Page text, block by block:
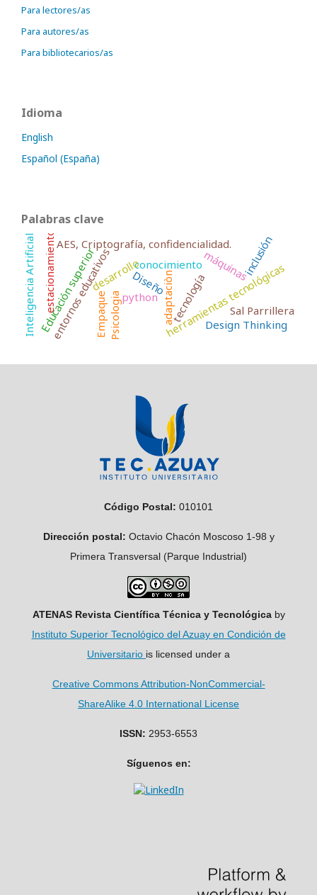
Para lectores/as
Para autores/as
Para bibliotecarios/as
Idioma
English
Español (España)
Palabras clave
tecnología
máquinas
conocimiento
desarrollo adaptaciòn
herramientas tecnológicas
entornos educativos
Educación superior
AES, Criptografía, confidencialidad.
Diseño
Design Thinking
Empaque Sal Parrillera
estacionamiento python
Inteligencia Artificial Psicologia
inclusión
Código Postal: 010101
Dirección postal: Octavio Chacón Moscoso 1-98 y
Primera Transversal (Parque Industrial)
ATENAS Revista Científica Técnica y Tecnológicaby
Instituto Superior Tecnológico del Azuay en Condición de
Universitario is licensed under a
Creative Commons Attribution-NonCommercial-
ShareAlike 4.0 International License
ISSN: 2953-6553
Síguenos en: